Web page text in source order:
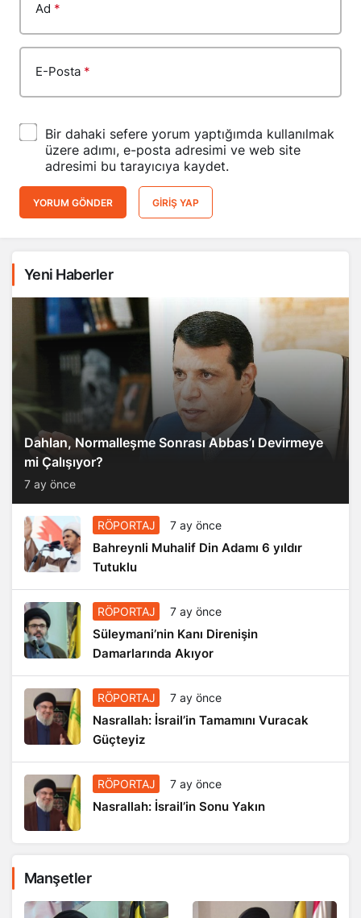
Ad *
E-Posta *
Bir dahaki sefere yorum yaptığımda kullanılmak
üzere adımı, e-posta adresimi ve web site
adresimi bu tarayıcıya kaydet.
YORUM GÖNDER GIRIŞ YAP
Yeni Haberler
Dahlan, Normalleşme Sonrası Abbas’ı Devirmeye
mi Çalışıyor?
7 ay önce
RÖPORTAJ 7 ay önce
Bahreynli Muhalif Din Adamı 6 yıldır
Tutuklu
RÖPORTAJ 7 ay önce
Süleymani’nin Kanı Direnişin
Damarlarında Akıyor
RÖPORTAJ 7 ay önce
Nasrallah: İsrail’in Tamamını Vuracak
Güçteyiz
RÖPORTAJ 7 ay önce
Nasrallah: İsrail’in Sonu Yakın
Manşetler